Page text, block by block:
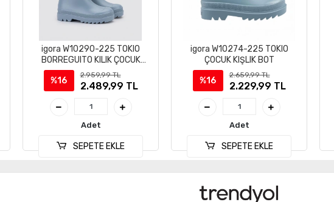
igora W10290-225 TOKIO
BORREGUITO KILIK ÇOCUK
ÇİZME BOT
%16
2.959,99 TL
2.489,99 TL
Adet
SEPETE EKLE
igora W10274-225 TOKIO
ÇOCUK KIŞLIK BOT
%16
2.659,99 TL
2.229,99 TL
Adet
SEPETE EKLE